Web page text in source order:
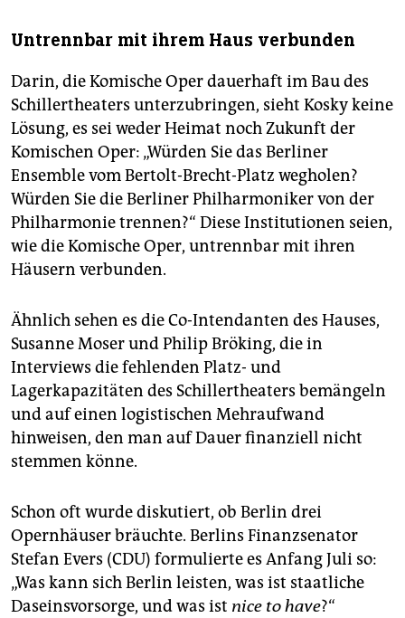
Untrennbar mit ihrem Haus verbunden
Darin, die Komische Oper dauerhaft im Bau des
Schillertheaters unterzubringen, sieht Kosky keine
Lösung, es sei weder Heimat noch Zukunft der
Komischen Oper: „Würden Sie das Berliner
Ensemble vom Bertolt-Brecht-Platz wegholen?
Würden Sie die Berliner Philharmoniker von der
Philharmonie trennen?“ Diese Institutionen seien,
wie die Komische Oper, untrennbar mit ihren
Häusern verbunden.
Ähnlich sehen es die Co-­In­ten­danten des Hauses,
Susanne Moser und Philip Brö­king, die in
Interviews die fehlenden Platz- und
Lagerkapazitäten des Schiller­thea­ters bemängeln
und auf einen logistischen Mehraufwand
hinweisen, den man auf Dauer finanziell nicht
stemmen könne.
Schon oft wurde diskutiert, ob Berlin drei
Opernhäuser bräuchte. Berlins Finanzsenator
Stefan Evers (CDU) formulierte es Anfang Juli so:
„Was kann sich Berlin leisten, was ist staatliche
Daseinsvorsorge, und was ist nice to have?“